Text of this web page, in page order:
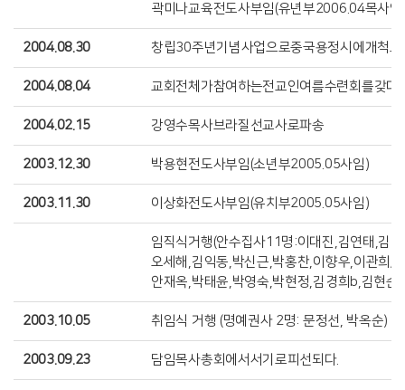
곽미나교육전도사부임(유년부2006.04목사안
2004.08.30 창립30주년기념사업으로중국용정시에개척
2004.08.04 교회전체가참여하는전교인여름수련회를갖다.
2004.02.15 강영수목사브라질선교사로파송
2003.12.30 박용현전도사부임(소년부2005.05사임)
2003.11.30 이상화전도사부임(유치부2005.05사임)
임직식거행(안수집사11명:이대진,김연태,김
오세해,김익동,박신근,박홍찬,이향우,이관희/
안재옥,박태윤,박영숙,박현정,김경희b,김현순
2003.10.05 취임식 거행 (명예권사 2명: 문정선, 박옥순)
2003.09.23 담임목사총회에서서기로피선되다.